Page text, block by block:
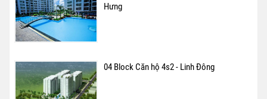
Hưng
04 Block Căn hộ 4s2 - Linh Đông